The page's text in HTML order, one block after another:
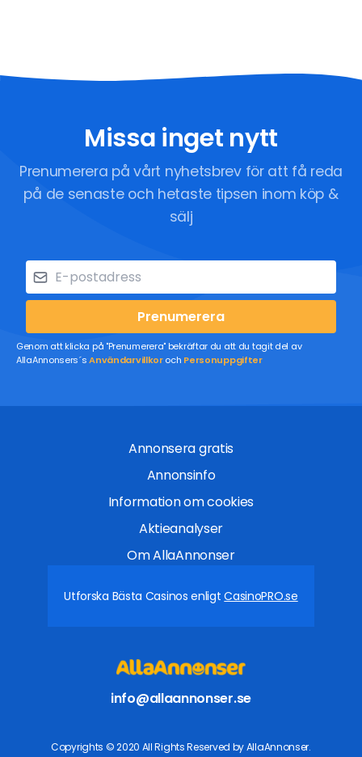
Missa inget nytt
Prenumerera på vårt nyhetsbrev för att få reda
på de senaste och hetaste tipsen inom köp &
sälj
Prenumerera
Genom att klicka på "Prenumerera" bekräftar du att du tagit del av
AllaAnnonsers´sAnvändarvillkoroch Personuppgifter
Annonsera gratis
Annonsinfo
Information om cookies
Aktieanalyser
Om AllaAnnonser
Utforska Bästa Casinos enligtCasinoPRO.se
info@allaannonser.se
Copyrights © 2020 All Rights Reserved by AllaAnnonser.